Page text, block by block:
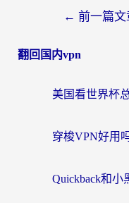
← 前一篇文
翻回国内vpn